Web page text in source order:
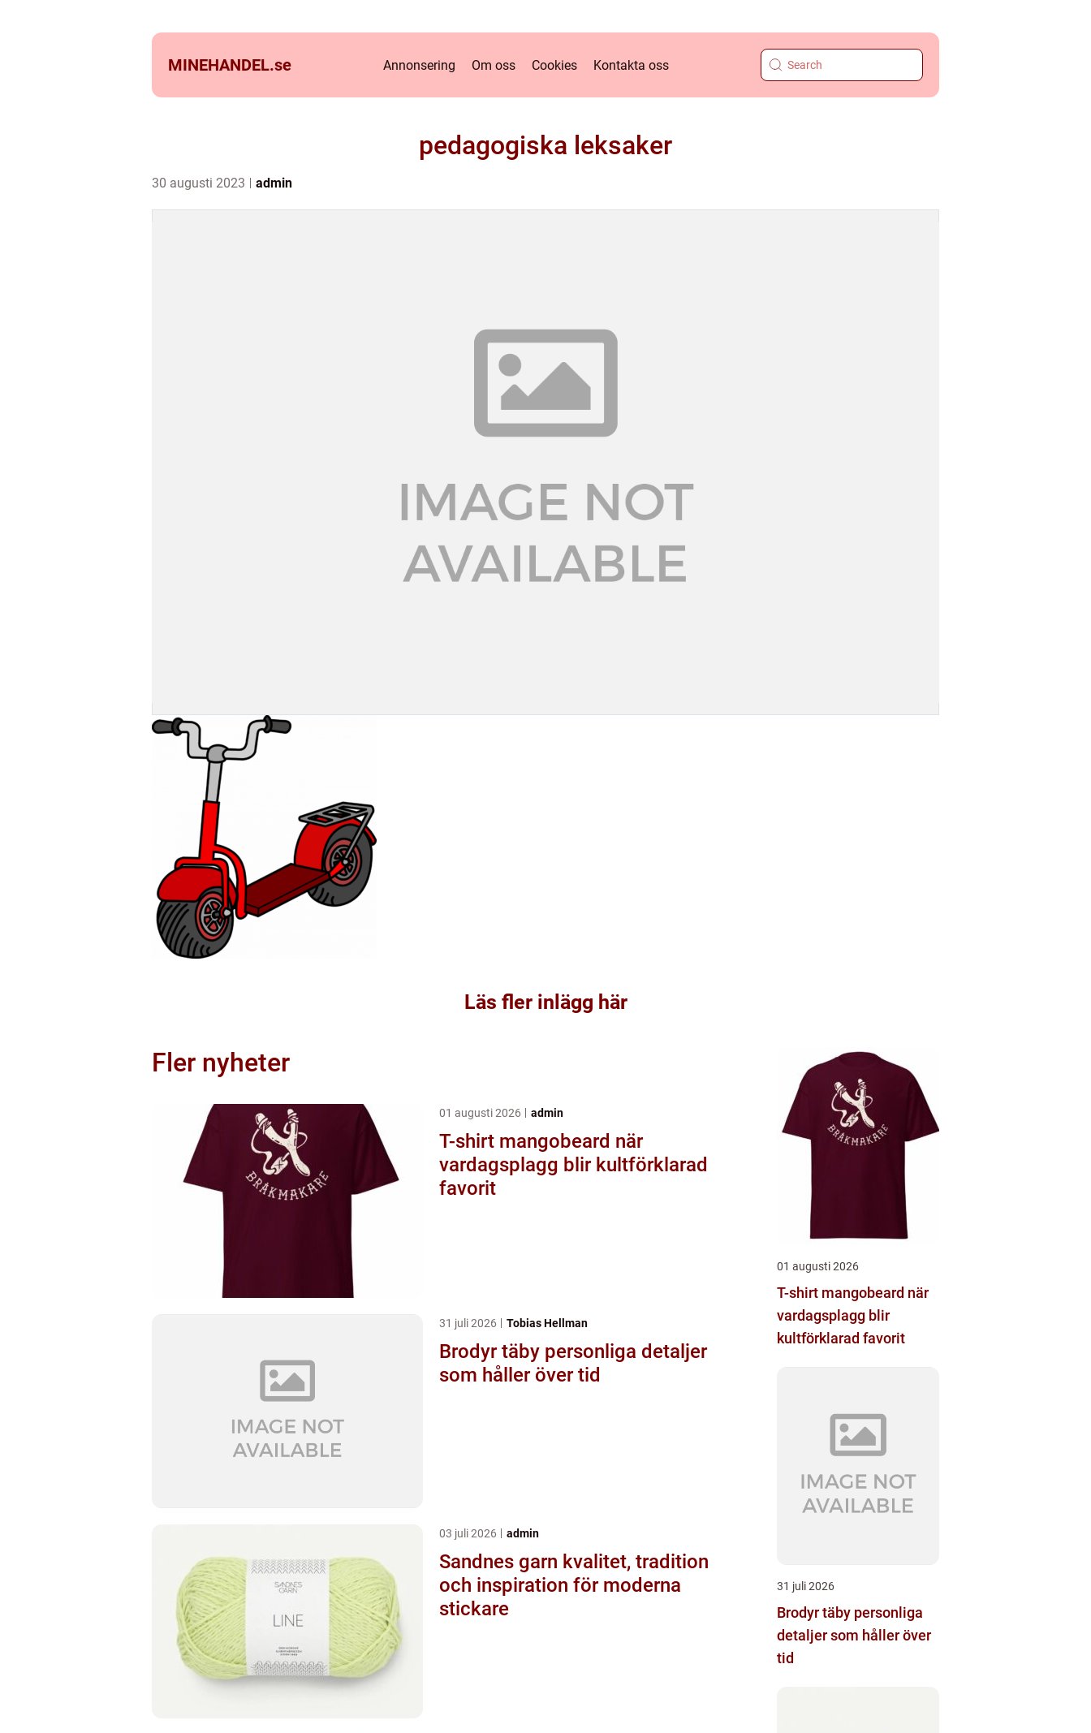
MINEHANDEL.se Annonsering Om oss Cookies Kontakta oss
pedagogiska leksaker
30 augusti 2023 admin
Läs fler inlägg här
Fler nyheter
01 augusti 2026 admin
T-shirt mangobeard när
vardagsplagg blir kultförklarad
favorit
31 juli 2026 Tobias Hellman
Brodyr täby personliga detaljer
som håller över tid
03 juli 2026 admin
Sandnes garn kvalitet, tradition
och inspiration för moderna
stickare
01 augusti 2026
T-shirt mangobeard när
vardagsplagg blir
kultförklarad favorit
31 juli 2026
Brodyr täby personliga
detaljer som håller över
tid